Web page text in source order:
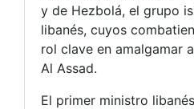
y de Hezbolá, el grupo
libanés, cuyos
rol clave en amalgamar
Al Assad.
El primer ministro